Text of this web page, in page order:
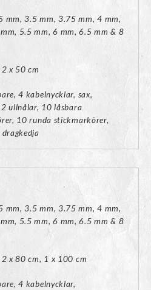
mm, 3.5 mm, 3.75 mm, 4 mm,
5.5 mm, 6 mm, 6.5 mm & 8
x 50 cm
4 kabelnycklar, sax,
ullnålar, 10 låsbara
10 runda stickmarkörer,
mm, 3.5 mm, 3.75 mm, 4 mm,
5.5 mm, 6 mm, 6.5 mm & 8
x 80 cm, 1 x 100 cm
4 kabelnycklar,